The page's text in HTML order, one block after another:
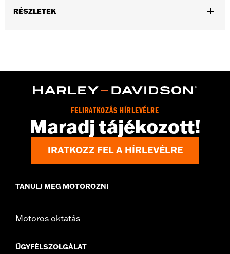
RÉSZLETEK
Origin:Imported
FELIRATKOZÁS HÍRLEVÉLRE
Maradj tájékozott!
IRATKOZZ FEL A HÍRLEVÉLRE
TANULJ MEG MOTOROZNI
Motoros oktatás
ÜGYFÉLSZOLGÁLAT